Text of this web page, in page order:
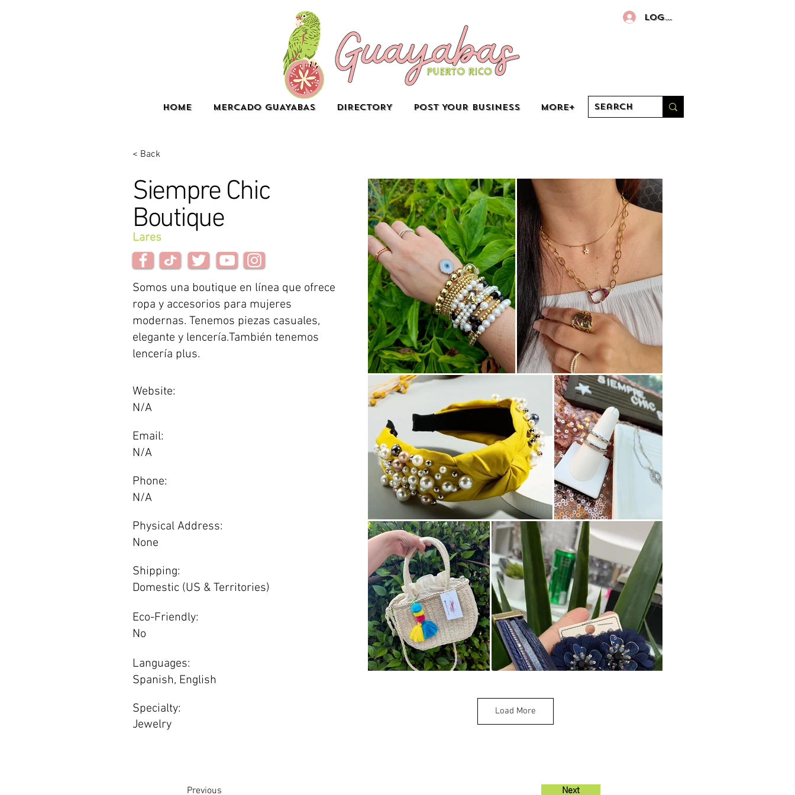
HOME MERCADO GUAYABAS DIRECTORY POST YOUR BUSINESS More+
Log In
< Back
Siempre Chic
Boutique
Lares
Somos una boutique en línea que ofrece
ropa y accesorios para mujeres
modernas. Tenemos piezas casuales,
elegante y lencería.También tenemos
lencería plus.
Website:
N/A
Email:
N/A
Phone:
N/A
Physical Address:
None
Shipping:
Domestic (US & Territories)
Eco-Friendly:
No
Languages:
Spanish, English
Specialty:
Jewelry
Previous
Load More
Next